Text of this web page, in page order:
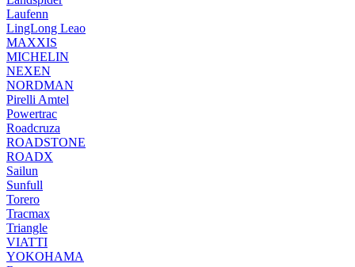
Laufenn
LingLong Leao
MAXXIS
MICHELIN
NEXEN
NORDMAN
Pirelli Amtel
Powertrac
Roadcruza
ROADSTONE
ROADX
Sailun
Sunfull
Torero
Tracmax
Triangle
VIATTI
YOKOHAMA